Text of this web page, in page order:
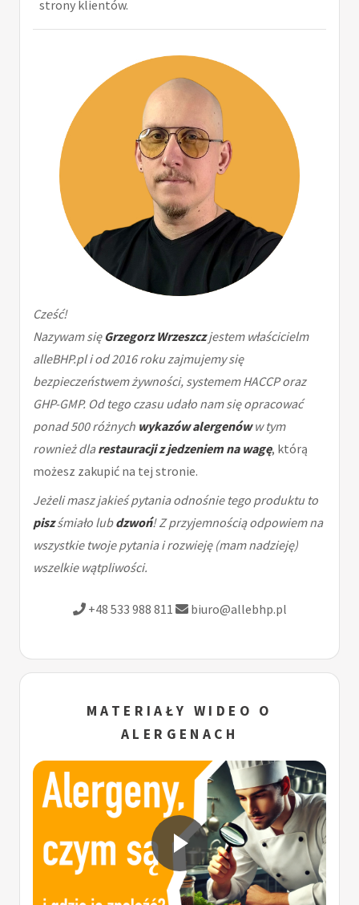
strony klientów.
Cześć!
Nazywam sięGrzegorz Wrzeszczjestem właścicielm
alleBHP.pl i od 2016 roku zajmujemy się
bezpieczeństwem żywności, systemem HACCP oraz
GHP-GMP. Od tego czasu udało nam się opracować
ponad 500 różnych wykazów alergenóww tym
rownież dlarestauracji z jedzeniem na wagę, którą
możesz zakupić na tej stronie.
Jeżeli masz jakieś pytania odnośnie tego produktu to
piszśmiało lubdzwoń! Z przyjemnością odpowiem na
wszystkie twoje pytania i rozwieję (mam nadzieję)
wszelkie wątpliwości.
+48 533 988 811 biuro@allebhp.pl
MATERIAŁY WIDEO O
ALERGENACH